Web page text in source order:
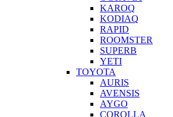
KAROQ
KODIAQ
RAPID
ROOMSTER
SUPERB
YETI
TOYOTA
AURIS
AVENSIS
AYGO
COROLLA